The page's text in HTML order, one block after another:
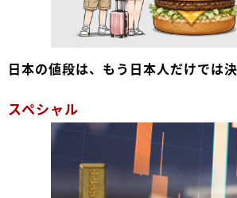
日本の値段は、もう日本人だけでは
スペシャル